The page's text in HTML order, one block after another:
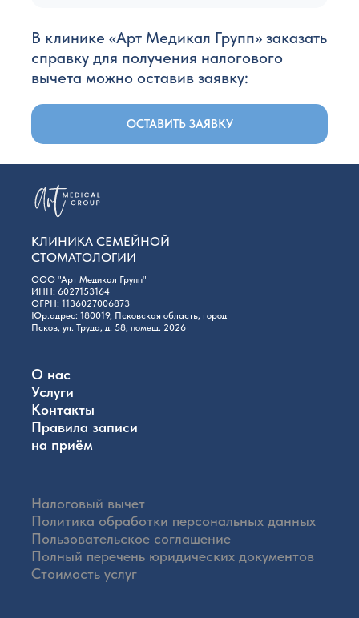
В клинике «Арт Медикал Групп» заказать
справку для получения налогового
вычета можно оставив заявку:
ОСТАВИТЬ ЗАЯВКУ
КЛИНИКА СЕМЕЙНОЙ
СТОМАТОЛОГИИ
ООО "Арт Медикал Групп"
ИНН: 6027153164
ОГРН: 1136027006873
Юр.адрес: 180019, Псковская область, город
Псков, ул. Труда, д. 58, помещ. 2026
О нас
Услуги
Контакты
Правила записи
на приём
Налоговый вычет
Политика обработки персональных данных
Пользовательское соглашение
Полный перечень юридических документов
Стоимость услуг